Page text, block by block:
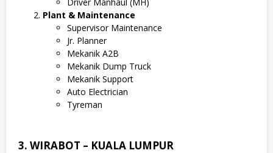
Plant & Maintenance
Supervisor Maintenance
Jr. Planner
Mekanik A2B
Mekanik Dump Truck
Mekanik Support
Auto Electrician
Tyreman
3. WIRABOT – KUALA LUMPUR